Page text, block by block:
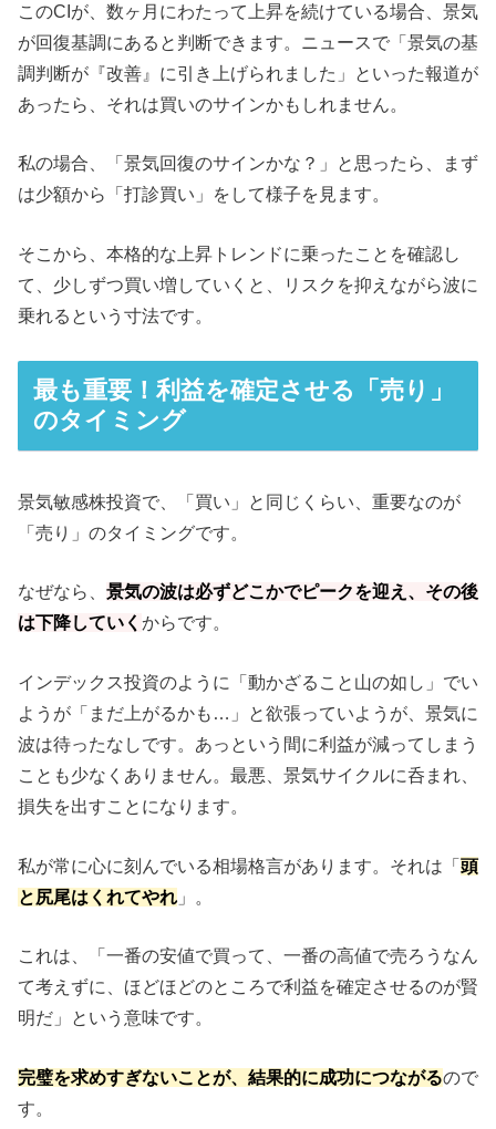
このCIが、数ヶ月にわたって上昇を続けている場合、景気
が回復基調にあると判断できます。ニュースで「景気の基
調判断が『改善』に引き上げられました」といった報道が
あったら、それは買いのサインかもしれません。
私の場合、「景気回復のサインかな？」と思ったら、まず
は少額から「打診買い」をして様子を見ます。
そこから、本格的な上昇トレンドに乗ったことを確認し
て、少しずつ買い増していくと、リスクを抑えながら波に
乗れるという寸法です。
最も重要！利益を確定させる「売り」
のタイミング
景気敏感株投資で、「買い」と同じくらい、重要なのが
「売り」のタイミングです。
なぜなら、 景気の波は必ずどこかでピークを迎え、その後
は下降していく からです。
インデックス投資のように「動かざること山の如し」でい
ようが「まだ上がるかも…」と欲張っていようが、景気に
波は待ったなしです。あっという間に利益が減ってしまう
ことも少なくありません。最悪、景気サイクルに呑まれ、
損失を出すことになります。
私が常に心に刻んでいる相場格言があります。それは「 頭
と尻尾はくれてやれ 」。
これは、「一番の安値で買って、一番の高値で売ろうなん
て考えずに、ほどほどのところで利益を確定させるのが賢
明だ」という意味です。
完璧を求めすぎないことが、結果的に成功につながるので
す。